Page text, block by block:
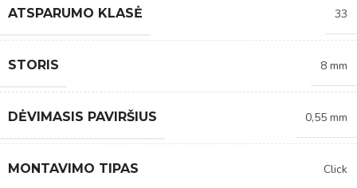
ATSPARUMO KLASĖ 33
STORIS 8 mm
DĖVIMASIS PAVIRŠIUS 0,55 mm
MONTAVIMO TIPAS Click